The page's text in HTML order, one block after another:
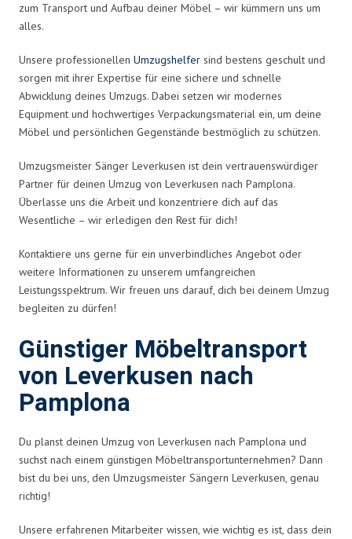
zum Transport und Aufbau deiner Möbel – wir kümmern uns um
alles.
Unsere professionellen Umzugshelfer sind bestens geschult und
sorgen mit ihrer Expertise für eine sichere und schnelle
Abwicklung deines Umzugs. Dabei setzen wir modernes
Equipment und hochwertiges Verpackungsmaterial ein, um deine
Möbel und persönlichen Gegenstände bestmöglich zu schützen.
Umzugsmeister Sänger Leverkusen ist dein vertrauenswürdiger
Partner für deinen Umzug von Leverkusen nach Pamplona.
Überlasse uns die Arbeit und konzentriere dich auf das
Wesentliche – wir erledigen den Rest für dich!
Kontaktiere uns gerne für ein unverbindliches Angebot oder
weitere Informationen zu unserem umfangreichen
Leistungsspektrum. Wir freuen uns darauf, dich bei deinem Umzug
begleiten zu dürfen!
Günstiger Möbeltransport
von Leverkusen nach
Pamplona
Du planst deinen Umzug von Leverkusen nach Pamplona und
suchst nach einem günstigen Möbeltransportunternehmen? Dann
bist du bei uns, den Umzugsmeister Sängern Leverkusen, genau
richtig!
Unsere erfahrenen Mitarbeiter wissen, wie wichtig es ist, dass dein